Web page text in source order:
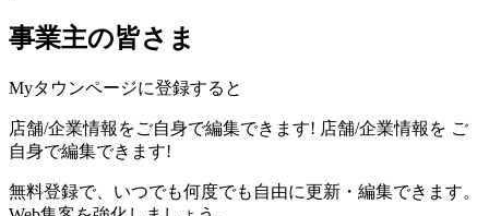
事業主の皆さま
Myタウンページに登録すると
店舗/企業情報をご自身で編集できます! 店舗/企業情報を ご
自身で編集できます!
無料登録で、いつでも何度でも自由に更新・編集できます。